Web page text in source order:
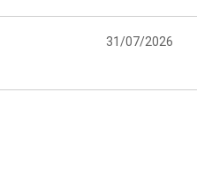
31/07/2026